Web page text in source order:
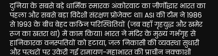
दुनिया के सबसे बड़े धार्मिक स्मारक अंकोरवाट का जीर्णोद्धार भारत का
पहला और सबसे बड़ा विदेशी संरक्षण प्रोजेक्ट था। ASI की टीम ने 1986
से 1993 के बीच बेहद कठिन परिस्थितियों (जब वहाँ गृहयुद्ध और खमेर
रूज का खतरा था) में काम किया। भारत ने मंदिर के मुख्य गर्भगृह से
हानिकारक वनस्पतियों को हटाया, जल निकासी की व्यवस्था सुधारी
और पत्थरों पर उकेरी गई रामायण-महाभारत की प्राचीन नक्काशी